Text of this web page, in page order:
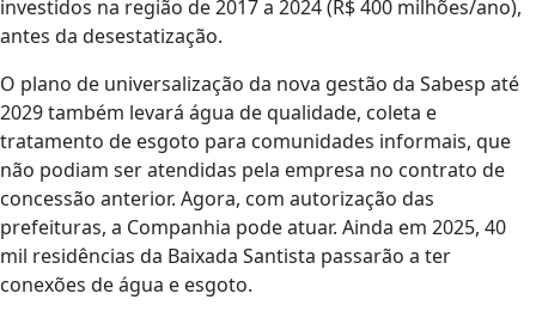
investidos na região de 2017 a 2024 (R$ 400 milhões/ano),
antes da desestatização.
O plano de universalização da nova gestão da Sabesp até
2029 também levará água de qualidade, coleta e
tratamento de esgoto para comunidades informais, que
não podiam ser atendidas pela empresa no contrato de
concessão anterior. Agora, com autorização das
prefeituras, a Companhia pode atuar. Ainda em 2025, 40
mil residências da Baixada Santista passarão a ter
conexões de água e esgoto.